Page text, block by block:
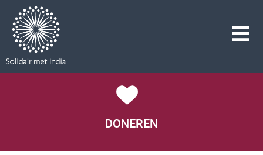
DONEREN